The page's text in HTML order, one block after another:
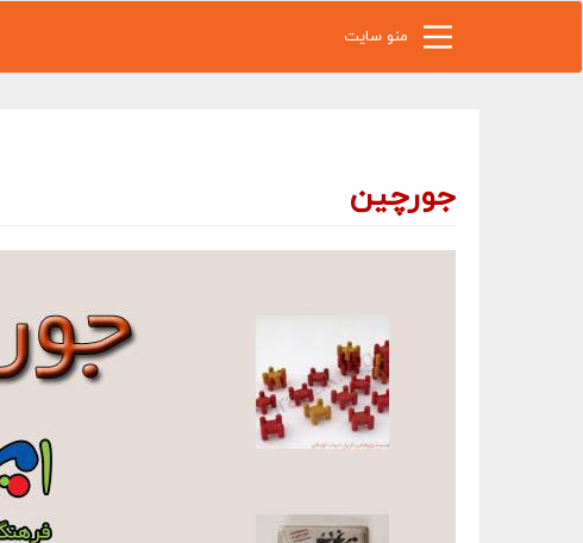
منو سایت
جورچین